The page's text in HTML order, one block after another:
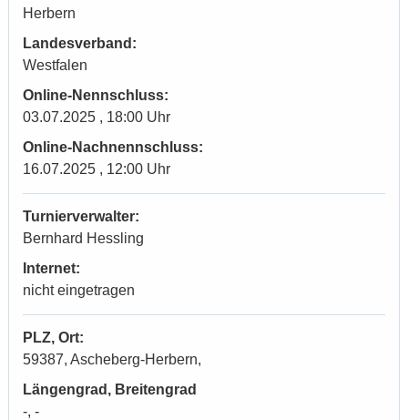
Herbern
Landesverband:
Westfalen
Online-Nennschluss:
03.07.2025 , 18:00 Uhr
Online-Nachnennschluss:
16.07.2025 , 12:00 Uhr
Turnierverwalter:
Bernhard Hessling
Internet:
nicht eingetragen
PLZ, Ort:
59387, Ascheberg-Herbern,
Längengrad, Breitengrad
-, -